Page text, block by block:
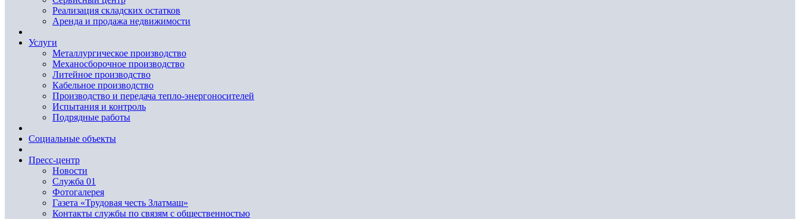
Реализация складских остатков
Аренда и продажа недвижимости
Услуги
Металлургическое производство
Механосборочное производство
Литейное производство
Кабельное производство
Производство и передача тепло-энергоносителей
Испытания и контроль
Подрядные работы
Социальные объекты
Пресс-центр
Новости
Служба 01
Фотогалерея
Газета «Трудовая честь Златмаш»
Контакты службы по связям с общественностью